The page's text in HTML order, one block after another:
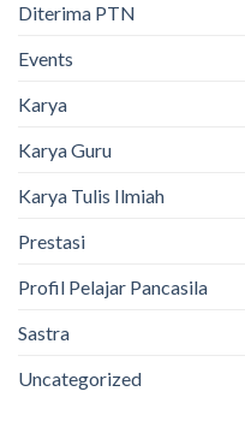
Diterima PTN
Events
Karya
Karya Guru
Karya Tulis Ilmiah
Prestasi
Profil Pelajar Pancasila
Sastra
Uncategorized